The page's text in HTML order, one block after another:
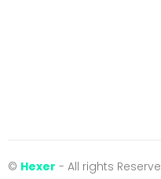
© Hexer - All rights